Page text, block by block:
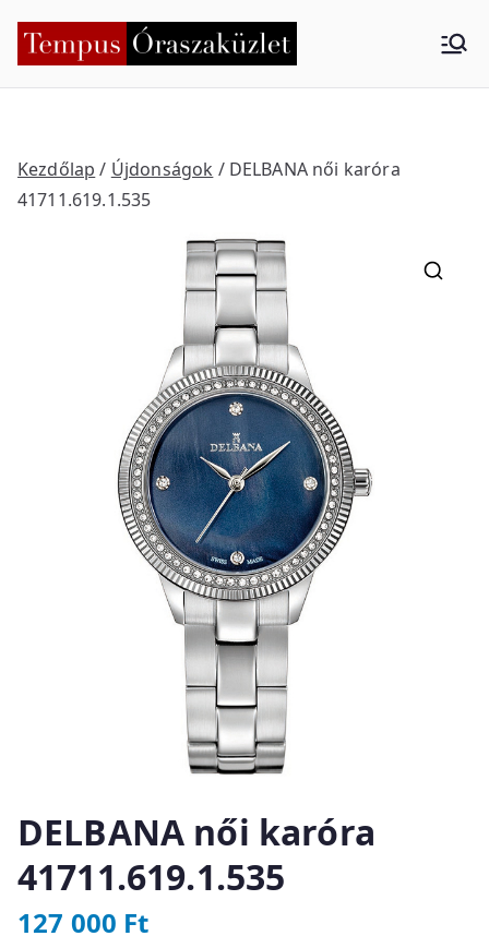
Tempus
küzlet
Kezdőlap / Újdonságok / DELBANA női karóra
41711.619.1.535
DELBANA női karóra
41711.619.1.535
127 000 Ft